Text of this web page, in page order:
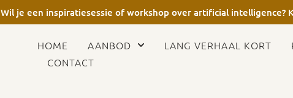
Wil je een inspiratiesessie of workshop over artificial intelligence?
HOME AANBOD LANG VERHAAL KORT
CONTACT